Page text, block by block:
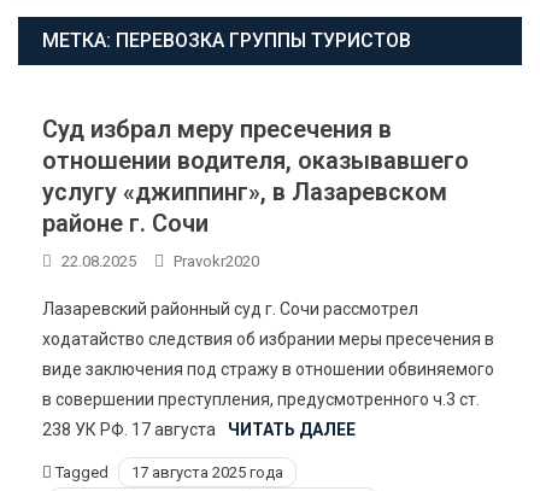
МЕТКА: ПЕРЕВОЗКА ГРУППЫ ТУРИСТОВ
Суд избрал меру пресечения в
отношении водителя, оказывавшего
услугу «джиппинг», в Лазаревском
районе г. Сочи
22.08.2025 Pravokr2020
Лазаревский районный суд г. Сочи рассмотрел
ходатайство следствия об избрании меры пресечения в
виде заключения под стражу в отношении обвиняемого
в совершении преступления, предусмотренного ч.3 ст.
238 УК РФ. 17 августа
ЧИТАТЬ ДАЛЕЕ
Tagged
17 августа 2025 года